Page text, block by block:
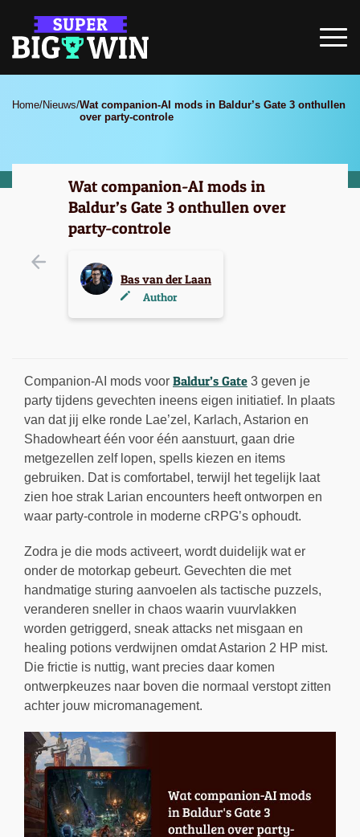
Home/Nieuws/Wat companion-AI mods in Baldur’s Gate 3 onthullen
over party-controle
Wat companion-AI mods in
Baldur’s Gate 3 onthullen over
party-controle
Bas van der Laan
Author
Companion-AI mods voor Baldur’s Gate 3 geven je
party tijdens gevechten ineens eigen initiatief. In plaats
van dat jij elke ronde Lae’zel, Karlach, Astarion en
Shadowheart één voor één aanstuurt, gaan drie
metgezellen zelf lopen, spells kiezen en items
gebruiken. Dat is comfortabel, terwijl het tegelijk laat
zien hoe strak Larian encounters heeft ontworpen en
waar party-controle in moderne cRPG’s ophoudt.
Zodra je die mods activeert, wordt duidelijk wat er
onder de motorkap gebeurt. Gevechten die met
handmatige sturing aanvoelen als tactische puzzels,
veranderen sneller in chaos waarin vuurvlakken
worden getriggerd, sneak attacks net misgaan en
healing potions verdwijnen omdat Astarion 2 HP mist.
Die frictie is nuttig, want precies daar komen
ontwerpkeuzes naar boven die normaal verstopt zitten
achter jouw micromanagement.